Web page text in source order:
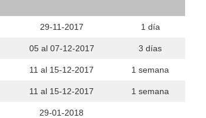
29-11-2017 1 día
05 al 07-12-2017 3 días
11 al 15-12-2017 1 semana
11 al 15-12-2017 1 semana
29-01-2018